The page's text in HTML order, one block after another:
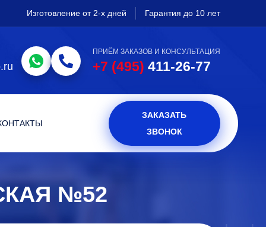
Изготовление от 2-х дней Гарантия до 10 лет
ПРИЁМ ЗАКАЗОВ И КОНСУЛЬТАЦИЯ
+7 (495) 411-26-77
ЗАКАЗАТЬ
ЗВОНОК
№52